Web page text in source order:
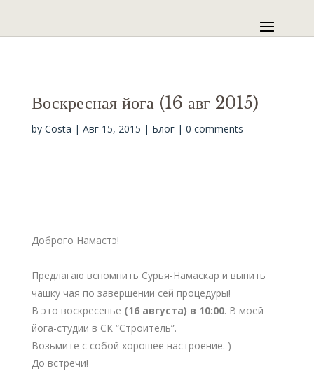
Воскресная йога (16 авг 2015)
by Costa | Авг 15, 2015 | Блог| 0 comments
Доброго Намастэ!
Предлагаю вспомнить Сурья-Намаскар и выпить
чашку чая по завершении сей процедуры!
В это воскресенье (16 августа) в 10:00. В моей
йога-студии в СК “Строитель”.
Возьмите с собой хорошее настроение. )
До встречи!